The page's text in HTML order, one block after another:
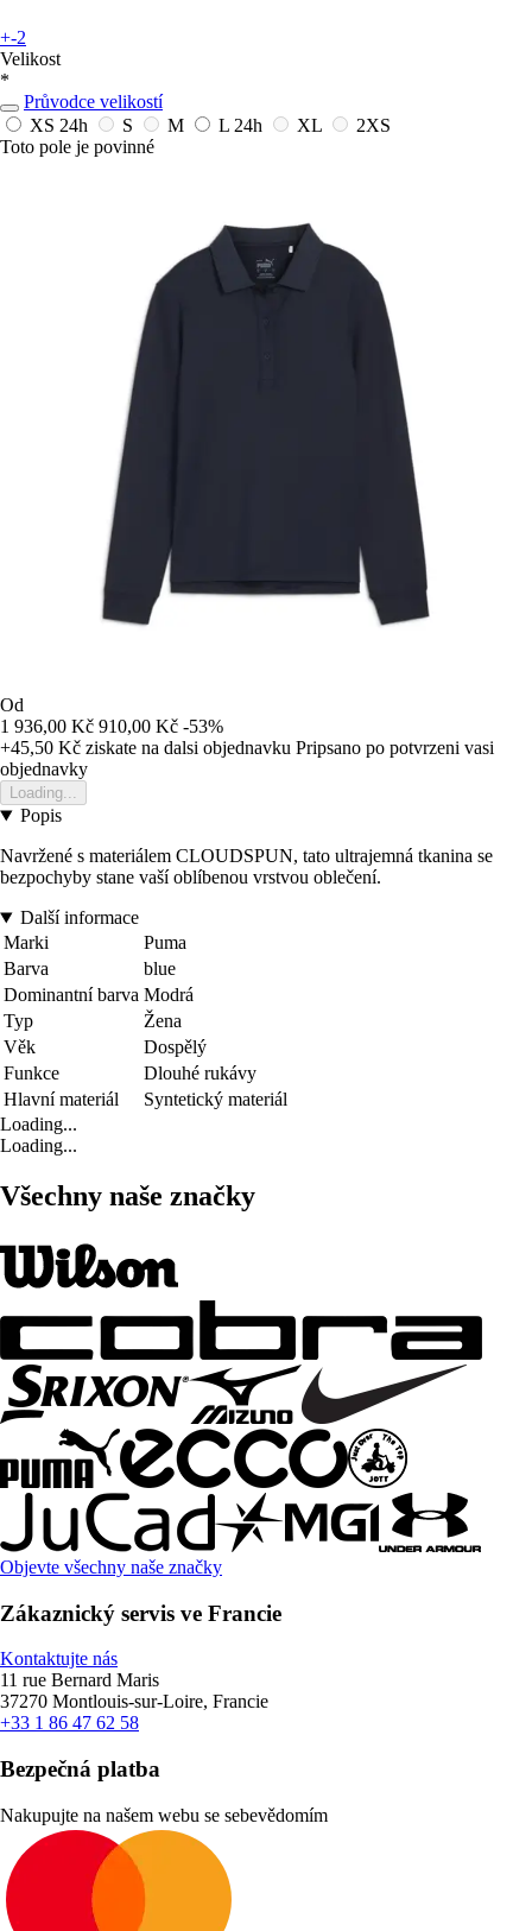
+-2
Velikost
*
Průvodce velikostí
XS 24h S M L 24h XL
2XS
Toto pole je povinné
Od
1 936,00 Kč 910,00 Kč -53%
+45,50 Kč ziskate na dalsi objednavku Pripsano po potvrzeni vasi
objednavky
Loading...
Popis
Navržené s materiálem CLOUDSPUN, tato ultrajemná tkanina se
bezpochyby stane vaší oblíbenou vrstvou oblečení.
Další informace
Marki
Puma
Barva
blue
Dominantní barva Modrá
Typ
Žena
Věk
Dospělý
Funkce
Dlouhé rukávy
Hlavní materiál
Syntetický materiál
Loading...
Loading...
Všechny naše značky
Objevte všechny naše značky
Zákaznický servis ve Francie
Kontaktujte nás
11 rue Bernard Maris
37270 Montlouis-sur-Loire, Francie
+33 1 86 47 62 58
Bezpečná platba
Nakupujte na našem webu se sebevědomím